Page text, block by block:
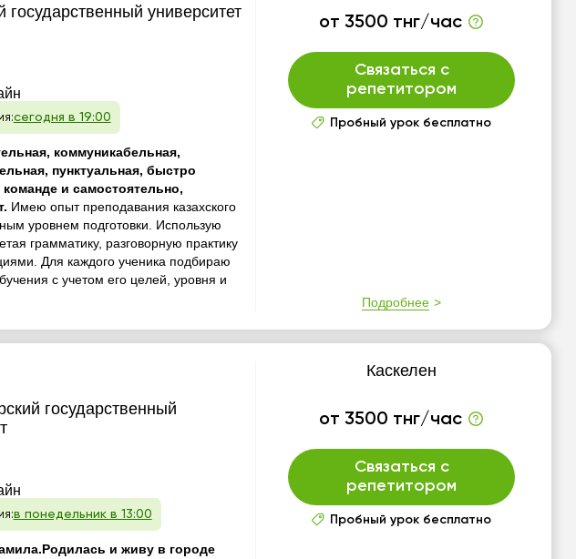
государственный университет
сегодня в 19:00
коммуникабельная,
пунктуальная, быстро
и самостоятельно,
Имею опыт преподавания казахского
уровнем подготовки. Использую
грамматику, разговорную практику
Для каждого ученика подбираю
с учетом его целей, уровня и
от 3500 тнг/час
Связаться с
репетитором
Пробный урок бесплатно
Подробнее
государственный
в понедельник в 13:00
и живу в городе
Каскелен
от 3500 тнг/час
Связаться с
репетитором
Пробный урок бесплатно